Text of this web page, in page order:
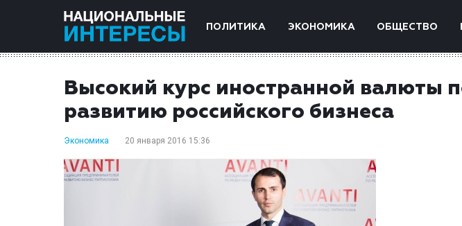
ПОЛИТИКА ЭКОНОМИКА ОБЩЕСТВО
Высокий курс иностранной валюты
развитию российского бизнеса
Экономика 20 января 2016 15:36